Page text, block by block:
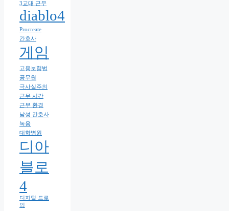
3교대 근무
diablo4
Procreate
간호사
게임
고용보험법
공무원
극사실주의
근무 시간
근무 환경
남성 간호사
녹음
대학병원
디아
블로
4
디지털 드로
잉